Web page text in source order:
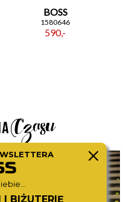
BOSS
1580646
590,-
I BIŻUTERIĘ